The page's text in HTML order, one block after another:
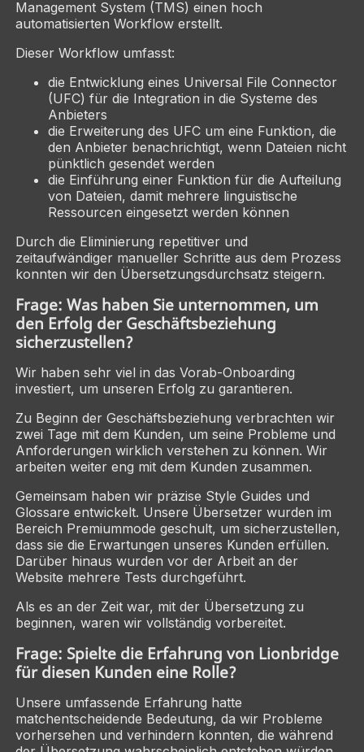
Management System (TMS) einen hoch
automatisierten Workflow erstellt.
Dieser Workflow umfasst:
die Entwicklung eines Universal File Connector
(UFC) für die Integration in die Systeme des
Anbieters
die Erweiterung des UFC um eine Funktion, die
den Anbieter benachrichtigt, wenn Dateien nicht
pünktlich gesendet werden
die Einführung einer Funktion für die Aufteilung
von Dateien, damit mehrere linguistische
Ressourcen eingesetzt werden können
Durch die Eliminierung repetitiver und
zeitaufwändiger manueller Schritte aus dem Prozess
konnten wir den Übersetzungsdurchsatz steigern.
Frage: Was haben Sie unternommen, um
den Erfolg der Geschäftsbeziehung
sicherzustellen?
Wir haben sehr viel in das Vorab-Onboarding
investiert, um unseren Erfolg zu garantieren.
Zu Beginn der Geschäftsbeziehung verbrachten wir
zwei Tage mit dem Kunden, um seine Probleme und
Anforderungen wirklich verstehen zu können. Wir
arbeiten weiter eng mit dem Kunden zusammen.
Gemeinsam haben wir präzise Style Guides und
Glossare entwickelt. Unsere Übersetzer wurden im
Bereich Premiummode geschult, um sicherzustellen,
dass sie die Erwartungen unseres Kunden erfüllen.
Darüber hinaus wurden vor der Arbeit an der
Website mehrere Tests durchgeführt.
Als es an der Zeit war, mit der Übersetzung zu
beginnen, waren wir vollständig vorbereitet.
Frage: Spielte die Erfahrung von Lionbridge
für diesen Kunden eine Rolle?
Unsere umfassende Erfahrung hatte
matchentscheidende Bedeutung, da wir Probleme
vorhersehen und verhindern konnten, die während